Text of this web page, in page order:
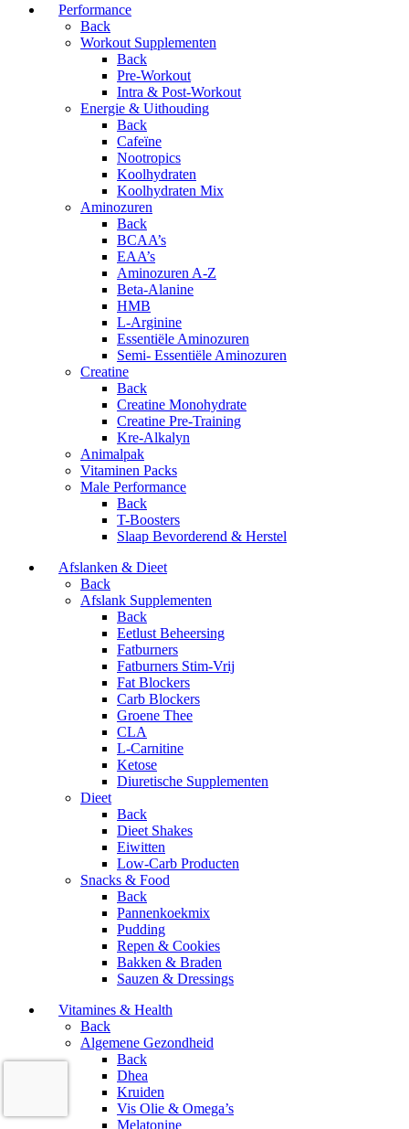
Performance
Back
Workout Supplementen
Back
Pre-Workout
Intra & Post-Workout
Energie & Uithouding
Back
Cafeïne
Nootropics
Koolhydraten
Koolhydraten Mix
Aminozuren
Back
BCAA’s
EAA’s
Aminozuren A-Z
Beta-Alanine
HMB
L-Arginine
Essentiële Aminozuren
Semi- Essentiële Aminozuren
Creatine
Back
Creatine Monohydrate
Creatine Pre-Training
Kre-Alkalyn
Animalpak
Vitaminen Packs
Male Performance
Back
T-Boosters
Slaap Bevorderend & Herstel
Afslanken & Dieet
Back
Afslank Supplementen
Back
Eetlust Beheersing
Fatburners
Fatburners Stim-Vrij
Fat Blockers
Carb Blockers
Groene Thee
CLA
L-Carnitine
Ketose
Diuretische Supplementen
Dieet
Back
Dieet Shakes
Eiwitten
Low-Carb Producten
Snacks & Food
Back
Pannenkoekmix
Pudding
Repen & Cookies
Bakken & Braden
Sauzen & Dressings
Vitamines & Health
Back
Algemene Gezondheid
Back
Dhea
Kruiden
Vis Olie & Omega’s
Melatonine